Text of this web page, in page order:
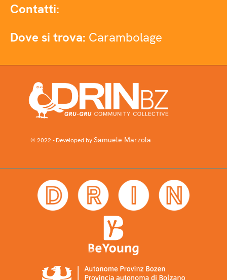
Contatti:
Dove si trova: Carambolage
© 2022 - Developed bySamuele Marzola